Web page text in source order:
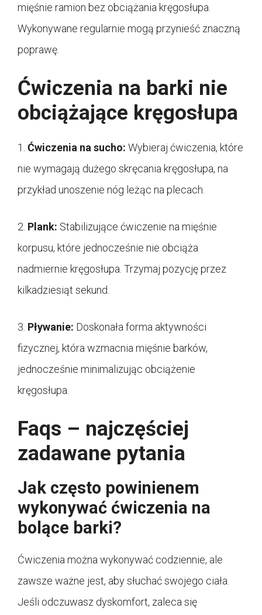
mięśnie ramion bez obciążania kręgosłupa.
Wykonywane regularnie mogą przynieść znaczną
poprawę.
Ćwiczenia na barki nie
obciążające kręgosłupa
1. Ćwiczenia na sucho: Wybieraj ćwiczenia, które
nie wymagają dużego skręcania kręgosłupa, na
przykład unoszenie nóg leżąc na plecach.
2. Plank: Stabilizujące ćwiczenie na mięśnie
korpusu, które jednocześnie nie obciąża
nadmiernie kręgosłupa. Trzymaj pozycję przez
kilkadziesiąt sekund.
3. Pływanie: Doskonała forma aktywności
fizycznej, która wzmacnia mięśnie barków,
jednocześnie minimalizując obciążenie
kręgosłupa.
Faqs – najczęściej
zadawane pytania
Jak często powinienem
wykonywać ćwiczenia na
bolące barki?
Ćwiczenia można wykonywać codziennie, ale
zawsze ważne jest, aby słuchać swojego ciała.
Jeśli odczuwasz dyskomfort, zaleca się